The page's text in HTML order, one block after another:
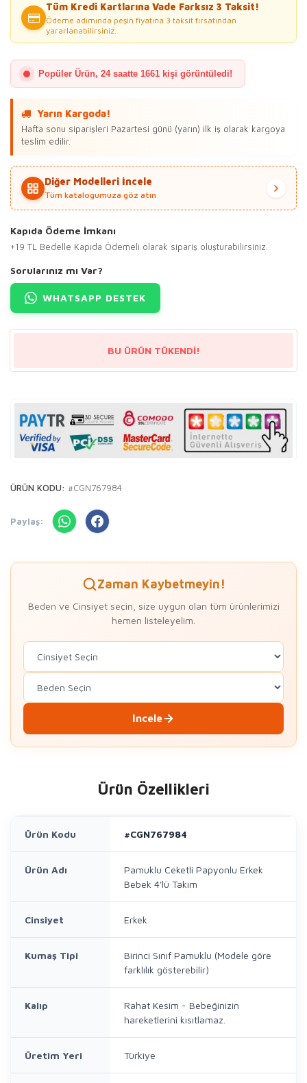
Tüm Kredi Kartlarına Vade Farksız 3 Taksit!
Ödeme adımında peşin fiyatına 3 taksit fırsatından
yararlanabilirsiniz.
Popüler Ürün, 24 saatte 1661 kişi görüntüledi!
Yarın Kargoda!
Hafta sonu siparişleri Pazartesi günü (yarın) ilk iş olarak kargoya
teslim edilir.
Diğer Modelleri İncele
Tüm katalogumuza göz atın
Kapıda Ödeme İmkanı
+19 TL Bedelle Kapıda Ödemeli olarak sipariş oluşturabilirsiniz.
Sorularınız mı Var?
WHATSAPP DESTEK
BU ÜRÜN TÜKENDİ!
ÜRÜN KODU: #CGN767984
Paylaş:
Zaman Kaybetmeyin!
Beden ve Cinsiyet seçin, size uygun olan tüm ürünlerimizi
hemen listeleyelim.
İncele
Ürün Özellikleri
Ürün Kodu #CGN767984
Ürün Adı
Pamuklu Ceketli Papyonlu Erkek
Bebek 4'lü Takım
Cinsiyet Erkek
Kumaş Tipi
Birinci Sınıf Pamuklu (Modele göre
farklılık gösterebilir)
Kalıp
Rahat Kesim - Bebeğinizin
hareketlerini kısıtlamaz.
Üretim Yeri Türkiye